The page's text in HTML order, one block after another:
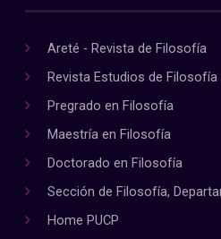
Areté - Revista de Filosofía
Revista Estudios de Filosofía
Pregrado en Filosofía
Maestría en Filosofía
Doctorado en Filosofía
Sección de Filosofía,
Home PUCP